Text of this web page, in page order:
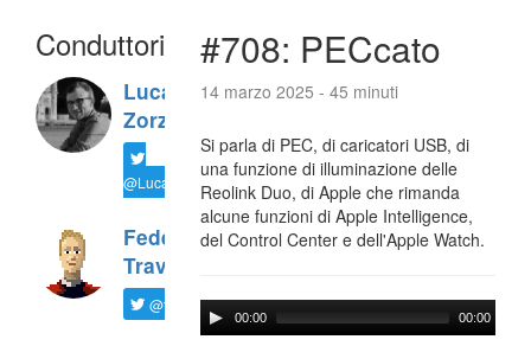
Conduttori
Luca
Zorzi
@LucaTNT
Federico
Travaini
@ftrava
#708: PECcato
14 marzo 2025 - 45 minuti
Si parla di PEC, di caricatori USB, di
una funzione di illuminazione delle
Reolink Duo, di Apple che rimanda
alcune funzioni di Apple Intelligence,
del Control Center e dell'Apple Watch.
00:00 00:00